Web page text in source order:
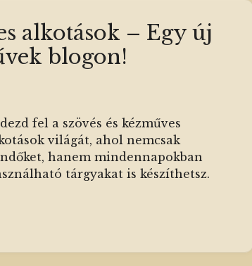
alkotások – Egy új
blogon!
fel a szövés és kézműves
világát, ahol nemcsak
hanem mindennapokban
tárgyakat is készíthetsz.